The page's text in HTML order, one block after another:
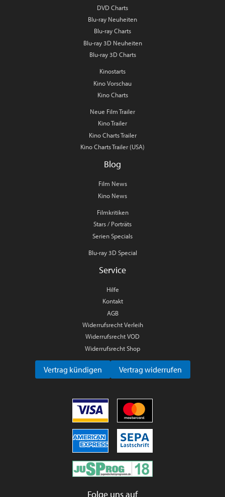
DVD Charts
Blu-ray Neuheiten
Blu-ray Charts
Blu-ray 3D Neuheiten
Blu-ray 3D Charts
Kinostarts
Kino Vorschau
Kino Charts
Neue Film Trailer
Kino Trailer
Kino Charts Trailer
Kino Charts Trailer (USA)
Blog
Film News
Kino News
Filmkritiken
Stars / Porträts
Serien Specials
Blu-ray 3D Special
Service
Hilfe
Kontakt
AGB
Widerrufsrecht Verleih
Widerrufsrecht VOD
Widerrufsrecht Shop
Vertrag kündigen Vertrag widerrufen
Folge uns auf